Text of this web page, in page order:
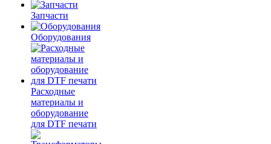
Запчасти
Оборудования
Расходные
материалы и
оборудование
для DTF печати